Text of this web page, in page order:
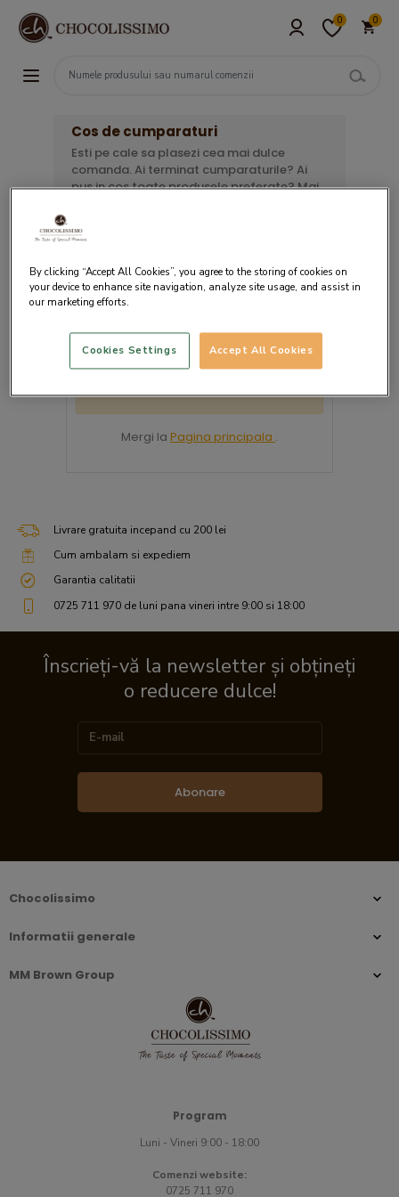
0 0
Cos de cumparaturi
Esti pe cale sa plasezi cea mai dulce
comanda. Ai terminat cumparaturile? Ai
pus in cos toate produsele preferate? Mai
ziua in care doresti livrarea si opteaza
Cosul tau este gol
Mergi la Pagina principala .
Livrare gratuita incepand cu 200 lei
Cum ambalam si expediem
Garantia calitatii
0725 711 970 de luni pana vineri intre 9:00 si 18:00
Înscrieți-vă la newsletter și obțineți
o reducere dulce!
Abonare
Chocolissimo
Informatii generale
MM Brown Group
Program
Luni - Vineri 9:00 - 18:00
Comenzi website:
0725 711 970
By clicking “Accept All Cookies”, you agree to the storing of cookies on
your device to enhance site navigation, analyze site usage, and assist in
our marketing efforts.
Accept All Cookies
Cookies Settings